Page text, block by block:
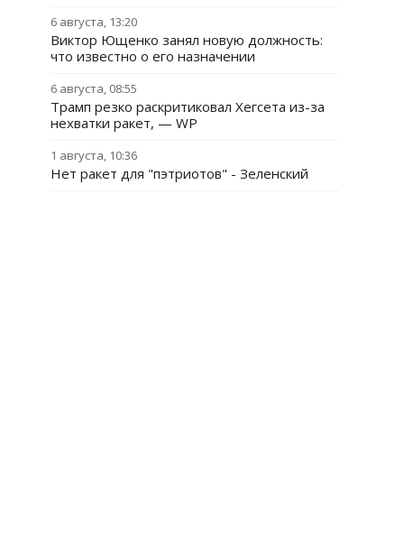
6 августа, 13:20
Виктор Ющенко занял новую должность:
что известно о его назначении
6 августа, 08:55
Трамп резко раскритиковал Хегсета из-за
нехватки ракет, — WP
1 августа, 10:36
Нет ракет для "пэтриотов" - Зеленский